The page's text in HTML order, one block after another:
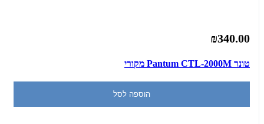
₪340.00
‏טונר Pantum CTL-2000M מקורי
הוספה לסל